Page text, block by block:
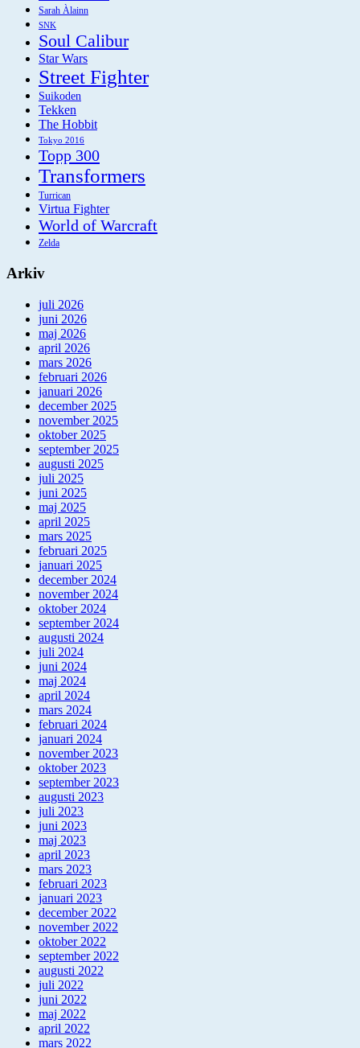
Sarah Àlainn
SNK
Soul Calibur
Star Wars
Street Fighter
Suikoden
Tekken
The Hobbit
Tokyo 2016
Topp 300
Transformers
Turrican
Virtua Fighter
World of Warcraft
Zelda
Arkiv
juli 2026
juni 2026
maj 2026
april 2026
mars 2026
februari 2026
januari 2026
december 2025
november 2025
oktober 2025
september 2025
augusti 2025
juli 2025
juni 2025
maj 2025
april 2025
mars 2025
februari 2025
januari 2025
december 2024
november 2024
oktober 2024
september 2024
augusti 2024
juli 2024
juni 2024
maj 2024
april 2024
mars 2024
februari 2024
januari 2024
november 2023
oktober 2023
september 2023
augusti 2023
juli 2023
juni 2023
maj 2023
april 2023
mars 2023
februari 2023
januari 2023
december 2022
november 2022
oktober 2022
september 2022
augusti 2022
juli 2022
juni 2022
maj 2022
april 2022
mars 2022